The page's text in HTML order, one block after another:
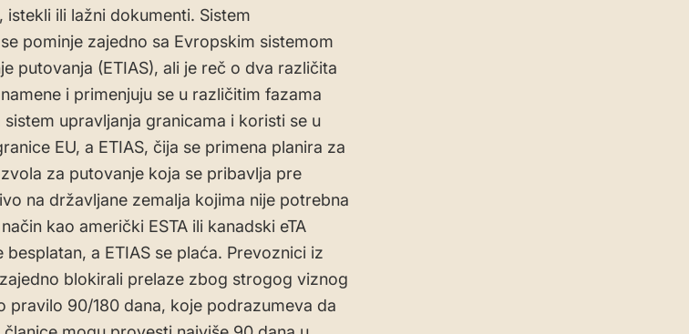
ili lažni dokumenti. Sistem
pominje zajedno sa Evropskim sistemom
putovanja (ETIAS), ali je reč o dva različita
i primenjuju se u različitim fazama
upravljanja granicama i koristi se u
EU, a ETIAS, čija se primena planira za
za putovanje koja se pribavlja pre
na državljane zemalja kojima nije potrebna
kao američki ESTA ili kanadski eTA
besplatan, a ETIAS se plaća. Prevoznici iz
blokirali prelaze zbog strogog viznog
pravilo 90/180 dana, koje podrazumeva da